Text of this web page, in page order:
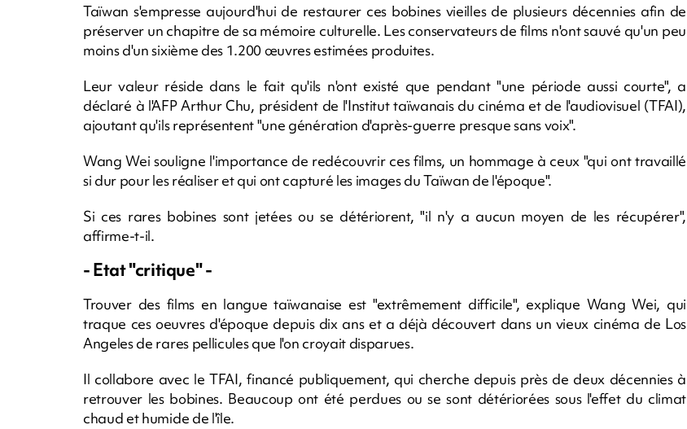
Taïwan s'empresse aujourd'hui de restaurer ces bobines vieilles de plusieurs décennies afin de
préserver un chapitre de sa mémoire culturelle. Les conservateurs de films n'ont sauvé qu'un peu
moins d'un sixième des 1.200 œuvres estimées produites.
Leur valeur réside dans le fait qu'ils n'ont existé que pendant "une période aussi courte", a
déclaré à l'AFP Arthur Chu, président de l'Institut taïwanais du cinéma et de l'audiovisuel (TFAI),
ajoutant qu'ils représentent "une génération d'après-guerre presque sans voix".
Wang Wei souligne l'importance de redécouvrir ces films, un hommage à ceux "qui ont travaillé
si dur pour les réaliser et qui ont capturé les images du Taïwan de l'époque".
Si ces rares bobines sont jetées ou se détériorent, "il n'y a aucun moyen de les récupérer",
affirme-t-il.
- Etat "critique" -
Trouver des films en langue taïwanaise est "extrêmement difficile", explique Wang Wei, qui
traque ces oeuvres d'époque depuis dix ans et a déjà découvert dans un vieux cinéma de Los
Angeles de rares pellicules que l'on croyait disparues.
Il collabore avec le TFAI, financé publiquement, qui cherche depuis près de deux décennies à
retrouver les bobines. Beaucoup ont été perdues ou se sont détériorées sous l'effet du climat
chaud et humide de l'île.